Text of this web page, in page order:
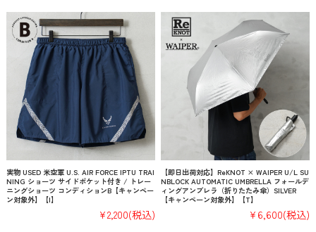
実物 USED 米空軍 U.S. AIR FORCE IPTU TRAI
NING ショーツ サイドポケット付き / トレー
ニングショーツ コンディションB【キャンペー
ン対象外】【I】
¥2,200(税込)
【即日出荷対応】ReKNOT × WAIPER U/L SU
NBLOCK AUTOMATIC UMBRELLA フォールデ
ィングアンブレラ（折りたたみ傘）SILVER
【キャンペーン対象外】【T】
¥6,600(税込)